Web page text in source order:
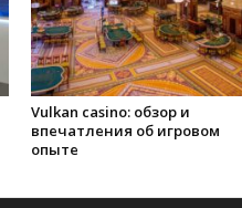
Vulkan casino: обзор и
впечатления об игровом
опыте